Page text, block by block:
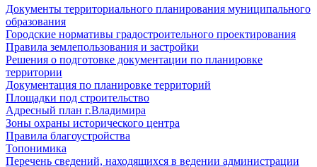
Документы территориального планирования муниципального
образования
Городские нормативы градостроительного проектирования
Правила землепользования и застройки
Решения о подготовке документации по планировке
территории
Документация по планировке территорий
Площадки под строительство
Адресный план г.Владимира
Зоны охраны исторического центра
Правила благоустройства
Топонимика
Перечень сведений, находящихся в ведении администрации